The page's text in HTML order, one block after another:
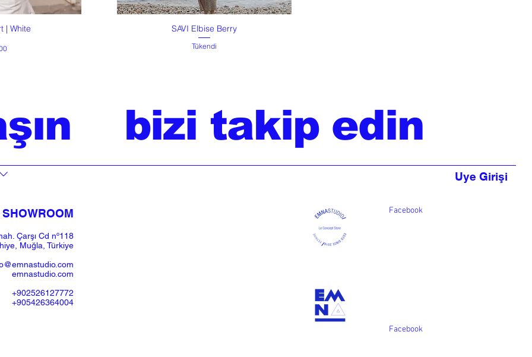
| White Hızlı Bakış
SAVI Elbise Berry
Tükendi
bizi takip edin
Uye Girişi
SHOWROOM​
Çarşı Cd nº118
Muğla, Türkiye
emnastudio.com
+902526127772
+905426364004
Facebook
Facebook